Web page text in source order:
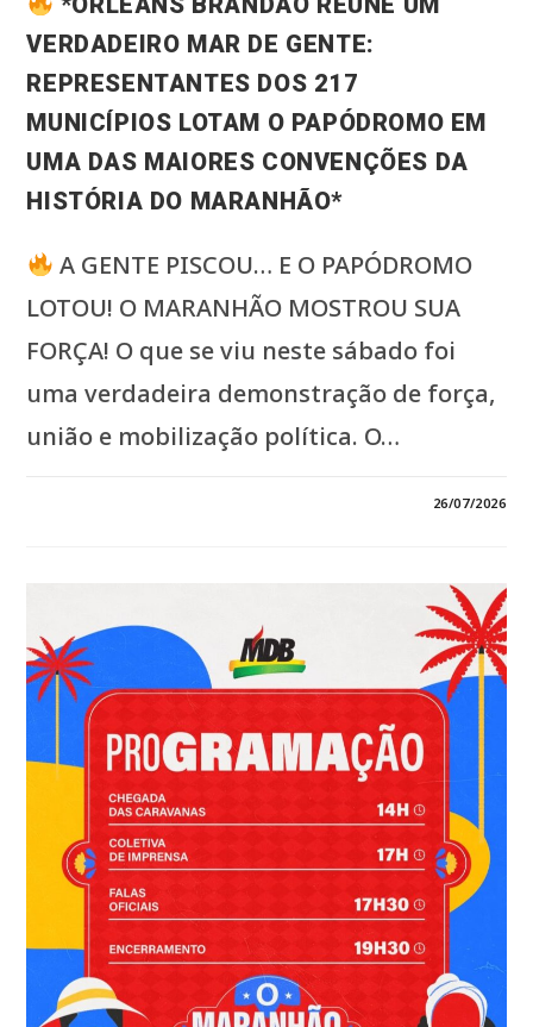
VERDADEIRO MAR DE GENTE:
REPRESENTANTES DOS 217
MUNICÍPIOS LOTAM O PAPÓDROMO EM
UMA DAS MAIORES CONVENÇÕES DA
HISTÓRIA DO MARANHÃO*
A GENTE PISCOU… E O PAPÓDROMO
LOTOU! O MARANHÃO MOSTROU SUA
FORÇA! O que se viu neste sábado foi
uma verdadeira demonstração de força,
união e mobilização política. O…
DE
GENTE:
REPRESENTANTES
DOS
217
O
PAPÓDROMO
EM
UMA
CONVENÇÕES
DO
26/07/2026